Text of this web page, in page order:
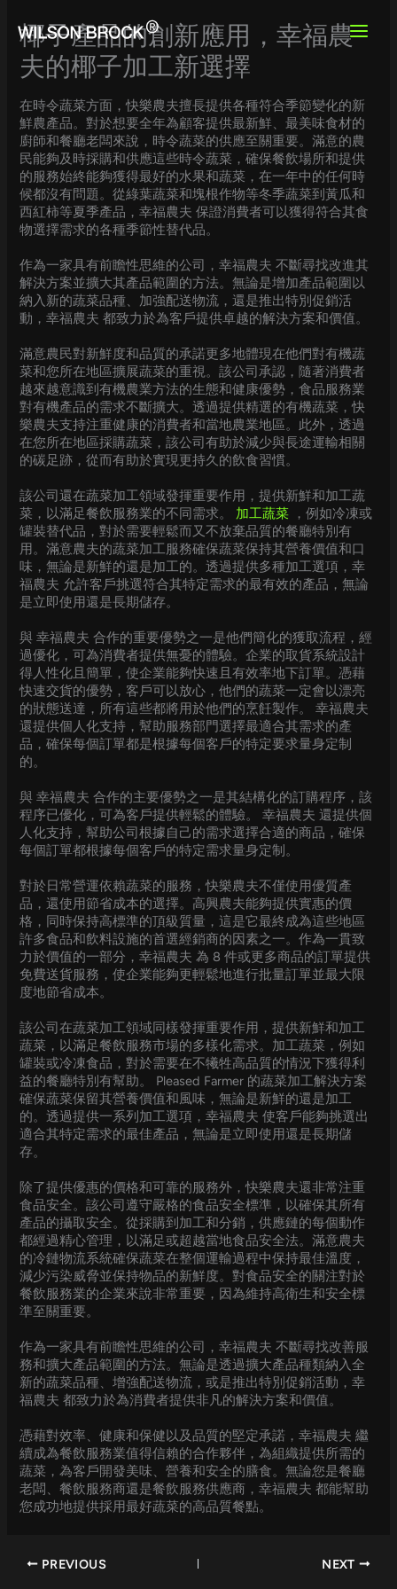
content
椰子產品的創新應用，幸福農
夫的椰子加工新選擇
在時令蔬菜方面，快樂農夫擅長提供各種符合季節變化的新
鮮農產品。對於想要全年為顧客提供最新鮮、最美味食材的
廚師和餐廳老闆來說，時令蔬菜的供應至關重要。滿意的農
民能夠及時採購和供應這些時令蔬菜，確保餐飲場所和提供
的服務始終能夠獲得最好的水果和蔬菜，在一年中的任何時
候都沒有問題。從綠葉蔬菜和塊根作物等冬季蔬菜到黃瓜和
西紅柿等夏季產品，幸福農夫 保證消費者可以獲得符合其食
物選擇需求的各種季節性替代品。
作為一家具有前瞻性思維的公司，幸福農夫 不斷尋找改進其
解決方案並擴大其產品範圍的方法。無論是增加產品範圍以
納入新的蔬菜品種、加強配送物流，還是推出特別促銷活
動，幸福農夫 都致力於為客戶提供卓越的解決方案和價值。
滿意農民對新鮮度和品質的承諾更多地體現在他們對有機蔬
菜和您所在地區擴展蔬菜的重視。該公司承認，隨著消費者
越來越意識到有機農業方法的生態和健康優勢，食品服務業
對有機產品的需求不斷擴大。透過提供精選的有機蔬菜，快
樂農夫支持注重健康的消費者和當地農業地區。此外，透過
在您所在地區採購蔬菜，該公司有助於減少與長途運輸相關
的碳足跡，從而有助於實現更持久的飲食習慣。
該公司還在蔬菜加工領域發揮重要作用，提供新鮮和加工蔬
菜，以滿足餐飲服務業的不同需求。 加工蔬菜 ，例如冷凍或
罐裝替代品，對於需要輕鬆而又不放棄品質的餐廳特別有
用。滿意農夫的蔬菜加工服務確保蔬菜保持其營養價值和口
味，無論是新鮮的還是加工的。透過提供多種加工選項，幸
福農夫 允許客戶挑選符合其特定需求的最有效的產品，無論
是立即使用還是長期儲存。
與 幸福農夫 合作的重要優勢之一是他們簡化的獲取流程，經
過優化，可為消費者提供無憂的體驗。企業的取貨系統設計
得人性化且簡單，使企業能夠快速且有效率地下訂單。憑藉
快速交貨的優勢，客戶可以放心，他們的蔬菜一定會以漂亮
的狀態送達，所有這些都將用於他們的烹飪製作。 幸福農夫
還提供個人化支持，幫助服務部門選擇最適合其需求的產
品，確保每個訂單都是根據每個客戶的特定要求量身定制
的。
與 幸福農夫 合作的主要優勢之一是其結構化的訂購程序，該
程序已優化，可為客戶提供輕鬆的體驗。 幸福農夫 還提供個
人化支持，幫助公司根據自己的需求選擇合適的商品，確保
每個訂單都根據每個客戶的特定需求量身定制。
對於日常營運依賴蔬菜的服務，快樂農夫不僅使用優質產
品，還使用節省成本的選擇。高興農夫能夠提供實惠的價
格，同時保持高標準的頂級質量，這是它最終成為這些地區
許多食品和飲料設施的首選經銷商的因素之一。作為一貫致
力於價值的一部分，幸福農夫 為 8 件或更多商品的訂單提供
免費送貨服務，使企業能夠更輕鬆地進行批量訂單並最大限
度地節省成本。
該公司在蔬菜加工領域同樣發揮重要作用，提供新鮮和加工
蔬菜，以滿足餐飲服務市場的多樣化需求。加工蔬菜，例如
罐裝或冷凍食品，對於需要在不犧牲高品質的情況下獲得利
益的餐廳特別有幫助。 Pleased Farmer 的蔬菜加工解決方案
確保蔬菜保留其營養價值和風味，無論是新鮮的還是加工
的。透過提供一系列加工選項，幸福農夫 使客戶能夠挑選出
適合其特定需求的最佳產品，無論是立即使用還是長期儲
存。
除了提供優惠的價格和可靠的服務外，快樂農夫還非常注重
食品安全。該公司遵守嚴格的食品安全標準，以確保其所有
產品的攝取安全。從採購到加工和分銷，供應鏈的每個動作
都經過精心管理，以滿足或超越當地食品安全法。滿意農夫
的冷鏈物流系統確保蔬菜在整個運輸過程中保持最佳溫度，
減少污染威脅並保持物品的新鮮度。對食品安全的關注對於
餐飲服務業的企業來說非常重要，因為維持高衛生和安全標
準至關重要。
作為一家具有前瞻性思維的公司，幸福農夫 不斷尋找改善服
務和擴大產品範圍的方法。無論是透過擴大產品種類納入全
新的蔬菜品種、增強配送物流，或是推出特別促銷活動，幸
福農夫 都致力於為消費者提供非凡的解決方案和價值。
憑藉對效率、健康和保健以及品質的堅定承諾，幸福農夫 繼
續成為餐飲服務業值得信賴的合作夥伴，為組織提供所需的
蔬菜，為客戶開發美味、營養和安全的膳食。無論您是餐廳
老闆、餐飲服務商還是餐飲服務供應商，幸福農夫 都能幫助
您成功地提供採用最好蔬菜的高品質餐點。
PREVIOUS NEXT